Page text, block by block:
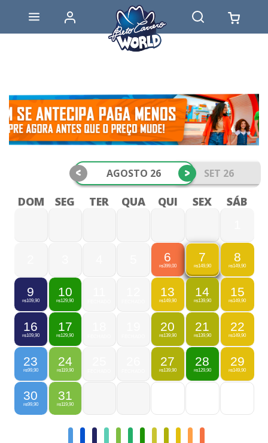
AGOSTO 26 SET 26
< >
DOM SEG TER QUA QUI SEX SÁB
6
R$399,00
7
R$149,90
8
R$149,90
9
R$109,90
10
R$129,90
13
R$149,90
14
R$139,90
15
R$149,90
16
R$109,90
17
R$129,90
20
R$139,90
21
R$139,90
22
R$149,90
23
R$99,90
24
R$119,90
27
R$139,90
28
R$129,90
29
R$149,90
30
R$99,90
31
R$119,90